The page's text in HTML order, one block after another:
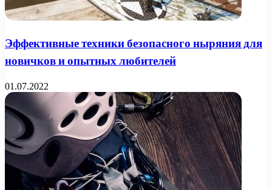
Эффективные техники безопасного ныряния для
новичков и опытных любителей
01.07.2022